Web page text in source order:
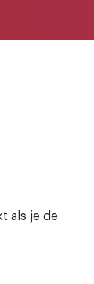
als je de